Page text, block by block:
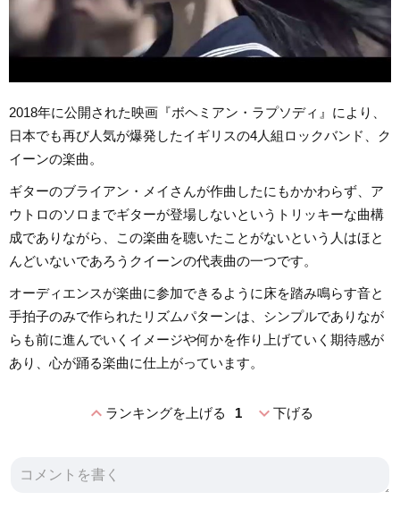
2018年に公開された映画『ボヘミアン・ラプソディ』により、
日本でも再び人気が爆発したイギリスの4人組ロックバンド、ク
イーンの楽曲。
ギターのブライアン・メイさんが作曲したにもかかわらず、ア
ウトロのソロまでギターが登場しないというトリッキーな曲構
成でありながら、この楽曲を聴いたことがないという人はほと
んどいないであろうクイーンの代表曲の一つです。
オーディエンスが楽曲に参加できるように床を踏み鳴らす音と
手拍子のみで作られたリズムパターンは、シンプルでありなが
らも前に進んでいくイメージや何かを作り上げていく期待感が
あり、心が踊る楽曲に仕上がっています。
expand_lessランキングを上げる 1 expand_more下げる